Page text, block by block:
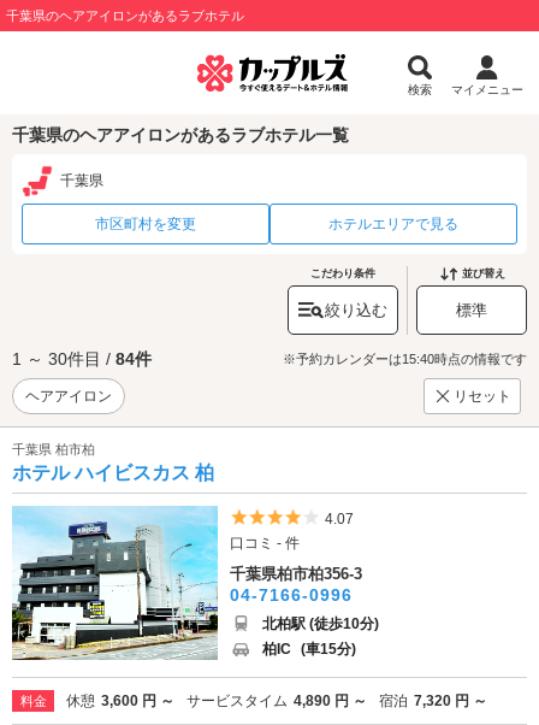
千葉県のヘアアイロンがあるラブホテル
検索 マイメニュー
千葉県のヘアアイロンがあるラブホテル一覧
千葉県
市区町村を変更 ホテルエリアで見る
こだわり条件
絞り込む
並び替え
標準
1 ～ 30件目 / 84件 ※予約カレンダーは15:40時点の情報です
ヘアアイロン リセット
千葉県 柏市柏
ホテル ハイビスカス 柏
5つ星のうち4
4.07
口コミ - 件
千葉県柏市柏356-3
04-7166-0996
北柏駅 (徒歩10分)
柏IC (車15分)
料金 休憩 3,600 円 ～ サービスタイム 4,890 円 ～ 宿泊 7,320 円 ～